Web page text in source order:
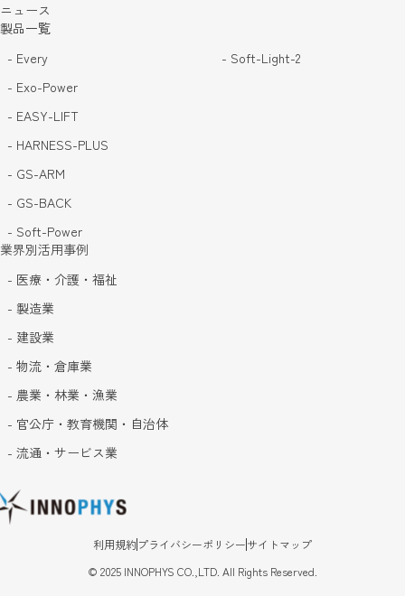
ニュース
製品一覧
- Every
- Exo-Power
- EASY-LIFT
- HARNESS-PLUS
- GS-ARM
- GS-BACK
- Soft-Power
- Soft-Light-2
業界別活用事例
- 医療・介護・福祉
- 製造業
- 建設業
- 物流・倉庫業
- 農業・林業・漁業
- 官公庁・教育機関・自治体
- 流通・サービス業
利用規約 プライバシーポリシーサイトマップ
© 2025 INNOPHYS CO.,LTD. All Rights Reserved.